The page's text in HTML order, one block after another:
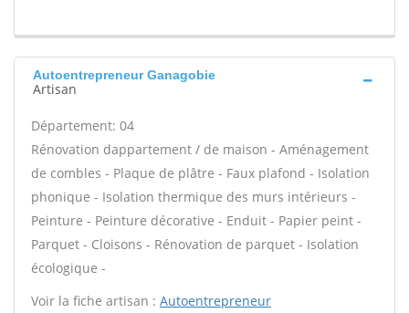
Autoentrepreneur Ganagobie
Artisan
Département: 04
Rénovation dappartement / de maison - Aménagement
de combles - Plaque de plâtre - Faux plafond - Isolation
phonique - Isolation thermique des murs intérieurs -
Peinture - Peinture décorative - Enduit - Papier peint -
Parquet - Cloisons - Rénovation de parquet - Isolation
écologique -
Voir la fiche artisan : Autoentrepreneur